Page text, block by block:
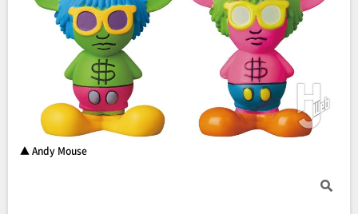
▲ Andy Mouse